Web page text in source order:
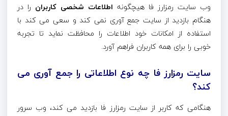
وب سایت رمزارز فا هیچگونه اطلاعات شخصی کاربران را در
هنگام بازدید از سایت جمع آوری نمی کند و سعی می کند با
استفاده از امکانات خود اطلاعات را محافظت نماید تا تجربه
خوبی را برای همه کاربران فراهم آورد.
سایت رمزارز فا چه نوع اطلاعاتی را جمع آوری می
کند؟
هنگامی که کاربر از سایت رمزارز فا بازدید می کند، وب سرور